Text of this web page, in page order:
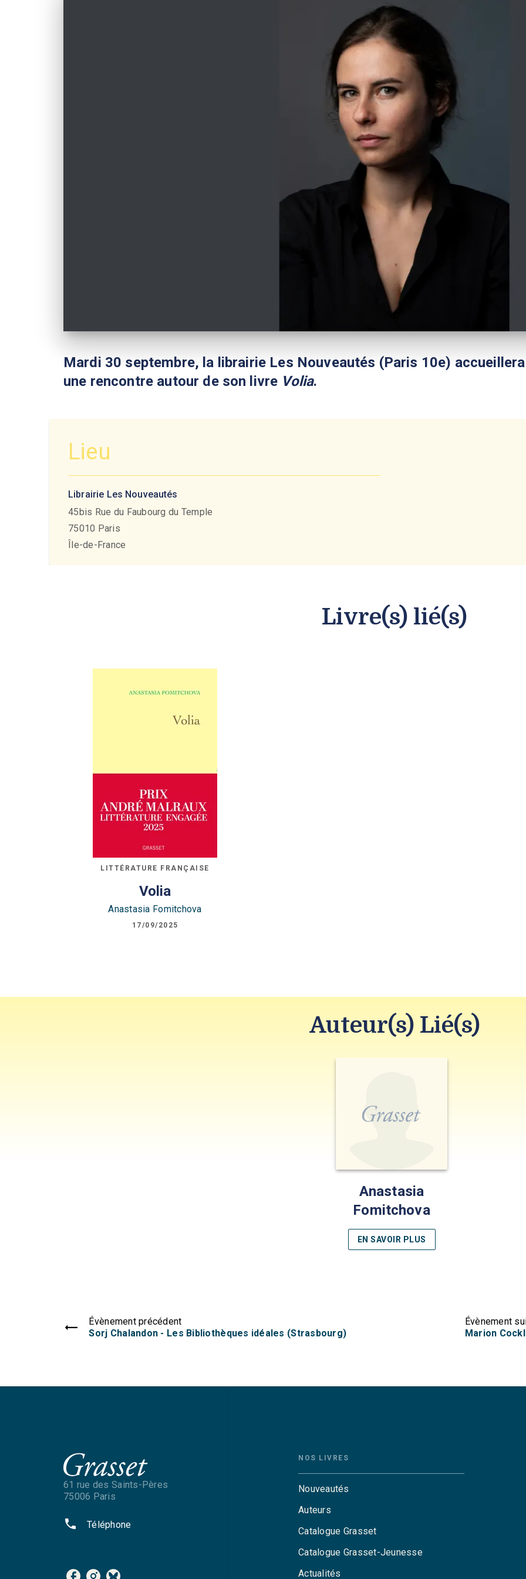
Mardi 30 septembre, la librairie Les Nouveautés (Paris 10e)
une rencontre autour de son livre Volia.
Lieu
Librairie Les Nouveautés
45bis Rue du Faubourg du Temple
75010 Paris
Île-de-France
Livre(s) lié(s)
LITTÉRATURE FRANÇAISE
Volia
Anastasia Fomitchova
17/09/2025
Auteur(s) Lié(s)
Anastasia
Fomitchova
EN SAVOIR PLUS
Évènement précédent
Sorj Chalandon - Les Bibliothèques idéales (Strasbourg)
Évènement
Marion
61 rue des Saints-Pères
75006 Paris
phone Téléphone
NOS LIVRES
Nouveautés
Auteurs
Catalogue Grasset
Catalogue Grasset-Jeunesse
Actualités